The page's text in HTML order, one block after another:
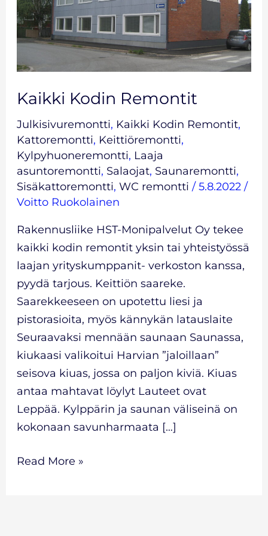
Kaikki Kodin Remontit
Julkisivuremontti, Kaikki Kodin Remontit,
Kattoremontti, Keittiöremontti,
Kylpyhuoneremontti, Laaja
asuntoremontti, Salaojat, Saunaremontti,
Sisäkattoremontti, WC remontti / 5.8.2022 /
Voitto Ruokolainen
Rakennusliike HST-Monipalvelut Oy tekee
kaikki kodin remontit yksin tai yhteistyössä
laajan yrityskumppanit- verkoston kanssa,
pyydä tarjous. Keittiön saareke.
Saarekkeeseen on upotettu liesi ja
pistorasioita, myös kännykän latauslaite
Seuraavaksi mennään saunaan Saunassa,
kiukaasi valikoitui Harvian ”jaloillaan”
seisova kiuas, jossa on paljon kiviä. Kiuas
antaa mahtavat löylyt Lauteet ovat
Leppää. Kylppärin ja saunan väliseinä on
kokonaan savunharmaata […]
Read More »